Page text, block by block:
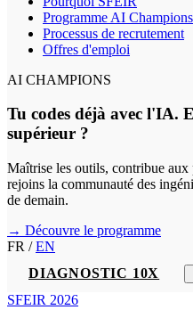
Programme AI Champions
Processus de recrutement
Offres d'emploi
AI CHAMPIONS
Tu codes déjà avec l'IA.
supérieur ?
Maîtrise les outils, contribue
rejoins la communauté des
de demain.
→ Découvre le programme
FR / EN
DIAGNOSTIC 10X
SFEIR 2026